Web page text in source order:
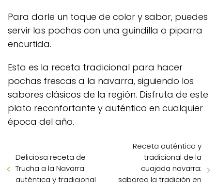
Para darle un toque de color y sabor, puedes
servir las pochas con una guindilla o piparra
encurtida.
Esta es la receta tradicional para hacer
pochas frescas a la navarra, siguiendo los
sabores clásicos de la región. Disfruta de este
plato reconfortante y auténtico en cualquier
época del año.
Deliciosa receta de
Trucha a la Navarra:
auténtica y tradicional
Receta auténtica y
tradicional de la
cuajada navarra:
saborea la tradición en